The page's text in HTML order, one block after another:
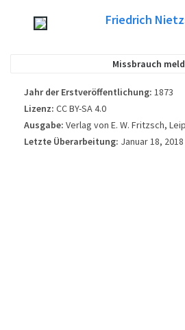
finden ist, veröffentlicht. Bitte beachten Sie
Friedrich
Missbrauch
Jahr der Erstveröffentlichung: 1873
Lizenz: CC BY-SA 4.0
Ausgabe: Verlag von E. W. Fritzsch,
Letzte Überarbeitung: Januar 18, 2018